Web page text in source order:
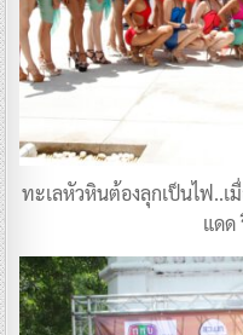
ทะเลหัวหินต้องลุกเป็นไฟ..
แดด